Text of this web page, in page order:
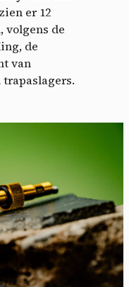
er 12
volgens de
de
van